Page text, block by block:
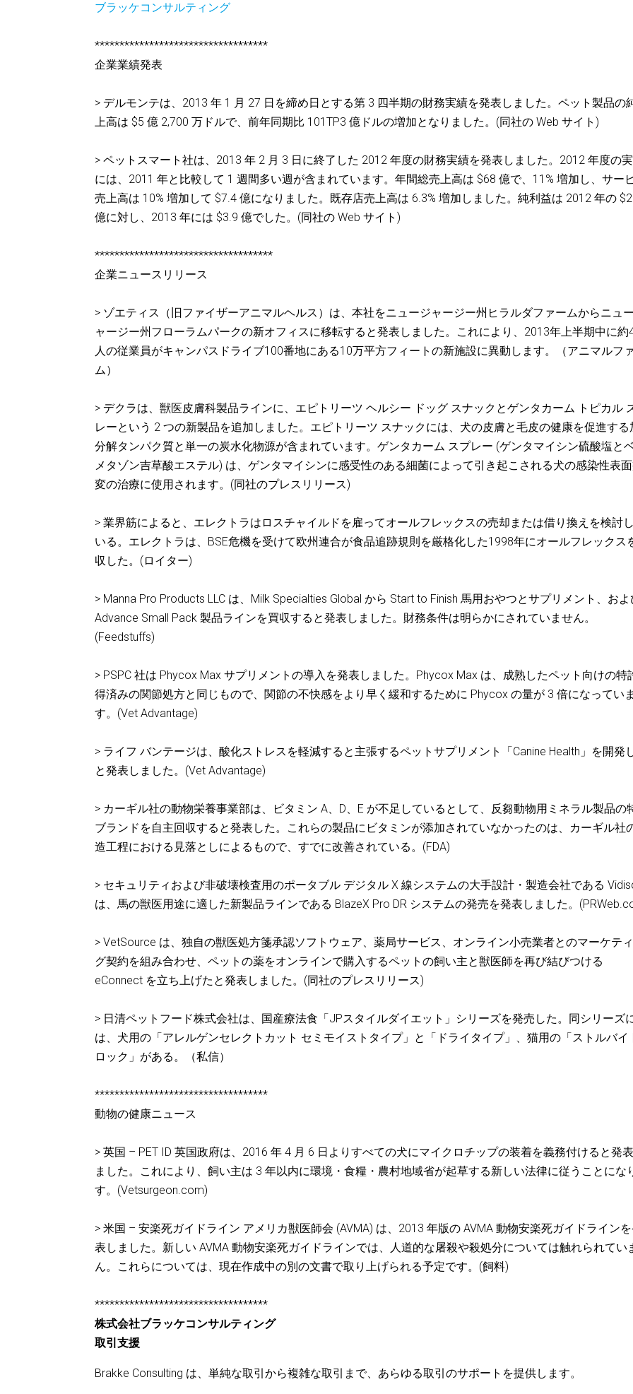
ブラッケコンサルティング
***********************************
企業業績発表
> デルモンテは、2013 年 1 月 27 日を締め日とする第 3 四半期の財務実績を発表しました。ペット製品の
上高は $5 億 2,700 万ドルで、前年同期比 101TP3 億ドルの増加となりました。(同社の Web サイト)
> ペットスマート社は、2013 年 2 月 3 日に終了した 2012 年度の財務実績を発表しました。2012 年度の
には、2011 年と比較して 1 週間多い週が含まれています。年間総売上高は $68 億で、11% 増加し、サー
売上高は 10% 増加して $7.4 億になりました。既存店売上高は 6.3% 増加しました。純利益は 2012 年の
億に対し、2013 年には $3.9 億でした。(同社の Web サイト)
************************************
企業ニュースリリース
> ゾエティス（旧ファイザーアニマルヘルス）は、本社をニュージャージー州ヒラルダファームからニュ
ャージー州フローラムパークの新オフィスに移転すると発表しました。これにより、2013年上半期中に約
人の従業員がキャンパスドライブ100番地にある10万平方フィートの新施設に異動します。（アニマルフ
ム）
> デクラは、獣医皮膚科製品ラインに、エピトリーツ ヘルシー ドッグ スナックとゲンタカーム トピカル
レーという 2 つの新製品を追加しました。エピトリーツ スナックには、犬の皮膚と毛皮の健康を促進する
分解タンパク質と単一の炭水化物源が含まれています。ゲンタカーム スプレー (ゲンタマイシン硫酸塩と
メタゾン吉草酸エステル) は、ゲンタマイシンに感受性のある細菌によって引き起こされる犬の感染性表
変の治療に使用されます。(同社のプレスリリース)
> 業界筋によると、エレクトラはロスチャイルドを雇ってオールフレックスの売却または借り換えを検討
いる。エレクトラは、BSE危機を受けて欧州連合が食品追跡規則を厳格化した1998年にオールフレックス
収した。(ロイター)
> Manna Pro Products LLC は、Milk Specialties Global から Start to Finish 馬用おやつとサプリメント、およ
Advance Small Pack 製品ラインを買収すると発表しました。財務条件は明らかにされていません。
(Feedstuffs)
> PSPC 社は Phycox Max サプリメントの導入を発表しました。Phycox Max は、成熟したペット向けの特
得済みの関節処方と同じもので、関節の不快感をより早く緩和するために Phycox の量が 3 倍になっていま
す。(Vet Advantage)
> ライフ バンテージは、酸化ストレスを軽減すると主張するペットサプリメント「Canine Health」を開発
と発表しました。(Vet Advantage)
> カーギル社の動物栄養事業部は、ビタミン A、D、E が不足しているとして、反芻動物用ミネラル製品の
ブランドを自主回収すると発表した。これらの製品にビタミンが添加されていなかったのは、カーギル社
造工程における見落としによるもので、すでに改善されている。(FDA)
> セキュリティおよび非破壊検査用のポータブル デジタル X 線システムの大手設計・製造会社である
は、馬の獣医用途に適した新製品ラインである BlazeX Pro DR システムの発売を発表しました。
> VetSource は、独自の獣医処方箋承認ソフトウェア、薬局サービス、オンライン小売業者とのマーケテ
グ契約を組み合わせ、ペットの薬をオンラインで購入するペットの飼い主と獣医師を再び結びつける
eConnect を立ち上げたと発表しました。(同社のプレスリリース)
> 日清ペットフード株式会社は、国産療法食「JPスタイルダイエット」シリーズを発売した。同シリーズ
は、犬用の「アレルゲンセレクトカット セミモイストタイプ」と「ドライタイプ」、猫用の「ストルバイ
ロック」がある。（私信）
***********************************
動物の健康ニュース
> 英国 – PET ID 英国政府は、2016 年 4 月 6 日よりすべての犬にマイクロチップの装着を義務付けると発
ました。これにより、飼い主は 3 年以内に環境・食糧・農村地域省が起草する新しい法律に従うことにな
す。(Vetsurgeon.com)
> 米国 – 安楽死ガイドライン アメリカ獣医師会 (AVMA) は、2013 年版の AVMA 動物安楽死ガイドライン
表しました。新しい AVMA 動物安楽死ガイドラインでは、人道的な屠殺や殺処分については触れられてい
ん。これらについては、現在作成中の別の文書で取り上げられる予定です。(飼料)
***********************************
株式会社ブラッケコンサルティング
取引支援
Brakke Consulting は、単純な取引から複雑な取引まで、あらゆる取引のサポートを提供します。